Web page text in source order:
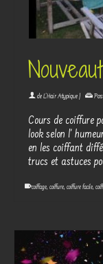
deL'Hair Atypique|
Cours de coiffure
look selon l'
en les coiffant
trucs et astuces
coiffage, coiffure, coiffure facile,